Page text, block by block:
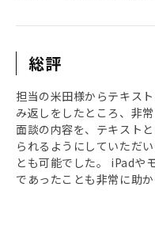
総評
担当の米田様からテキス
み返しをしたところ、非
面談の内容を、テキスト
られるようにしていただ
とも可能でした。 iPadや
であったことも非常に助か